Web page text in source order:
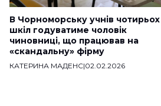
В Чорноморську учнів чотирьох
шкіл годуватиме чоловік
чиновниці, що працював на
«скандальну» фірму
КАТЕРИНА МАДЕНС|02.02.2026